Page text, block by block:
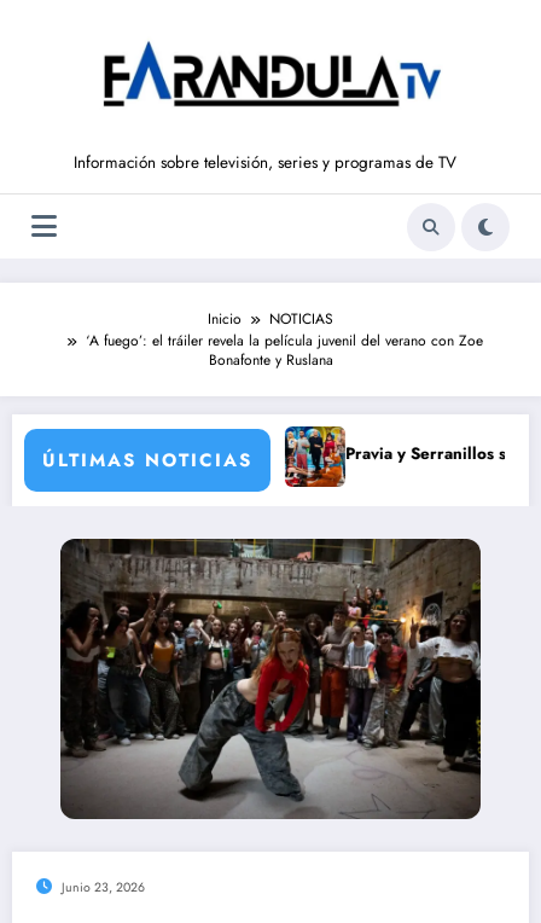
Información sobre televisión, series y programas de TV
Inicio
NOTICIAS
‘A fuego’: el tráiler revela la película juvenil del verano con Zoe
Bonafonte y Ruslana
ÚLTIMAS NOTICIAS
y para todos Pravia y Serranillos se juegan todo en
Junio 23, 2026